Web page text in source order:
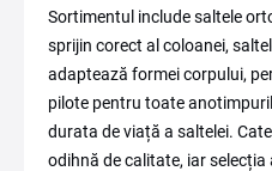
Sortimentul include saltele
sprijin corect al coloanei,
adaptează formei corpului,
pilote pentru toate
durata de viață a saltelei.
odihnă de calitate, iar